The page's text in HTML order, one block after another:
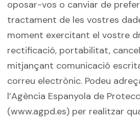
oposar-vos o canviar de
tractament de les vostres
moment exercitant el vostre
rectificació, portabilitat,
mitjançant comunicació
correu electrònic. Podeu
l’Agència Espanyola de
(www.agpd.es) per realitzar